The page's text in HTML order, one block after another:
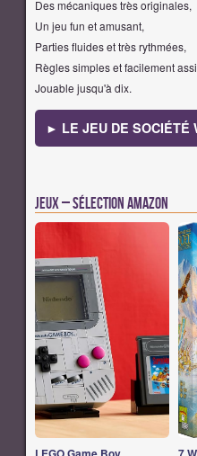
Des mécaniques très originales,
Un jeu fun et amusant,
Parties fluides et très rythmées,
Règles simples et facilement
Jouable jusqu'à dix.
► LE JEU DE SOCIÉTÉ
Jeux – Sélection Amazon